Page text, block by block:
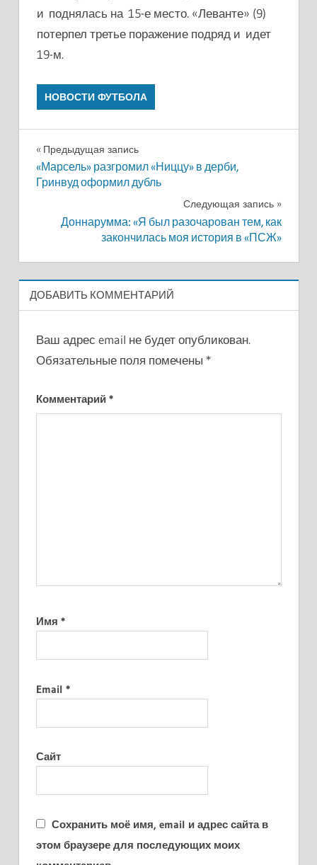
и поднялась на 15-е место. «Леванте» (9)
потерпел третье поражение подряд и идет
19-м.
НОВОСТИ ФУТБОЛА
Навигация
по
Предыдущая запись
«Марсель» разгромил «Ниццу» в дерби,
Гринвуд оформил дубль
Следующая запись
Доннарумма: «Я был разочарован тем, как
закончилась моя история в «ПСЖ»
ДОБАВИТЬ КОММЕНТАРИЙ
Ваш адрес email не будет опубликован.
Обязательные поля помечены *
Комментарий *
Имя *
Email *
Сайт
Сохранить моё имя, email и адрес сайта в
этом браузере для последующих моих